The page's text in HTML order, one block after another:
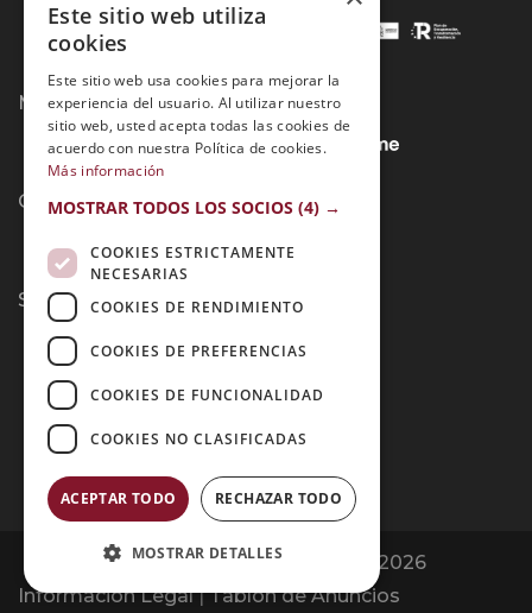
Métodos de Pago:
Contacto:
Síguenos:
Opiniones Grupo Esneca | Copyright 2026
Información Legal|Tablón de Anuncios
Este sitio web utiliza
cookies
Este sitio web usa cookies para mejorar la
experiencia del usuario. Al utilizar nuestro
sitio web, usted acepta todas las cookies de
acuerdo con nuestra Política de cookies.
Más información
MOSTRAR TODOS LOS SOCIOS (4) →
COOKIES ESTRICTAMENTE
NECESARIAS
COOKIES DE RENDIMIENTO
COOKIES DE PREFERENCIAS
COOKIES DE FUNCIONALIDAD
COOKIES NO CLASIFICADAS
ACEPTAR TODO RECHAZAR TODO
MOSTRAR DETALLES